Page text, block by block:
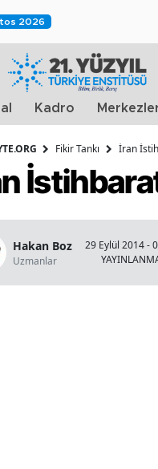
2026
Kadro
Fikir Tankı İran
Hakan Boz
Uzmanlar
29 Eylül 2014 -